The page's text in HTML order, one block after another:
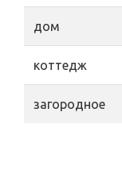
дом
коттедж
загородное